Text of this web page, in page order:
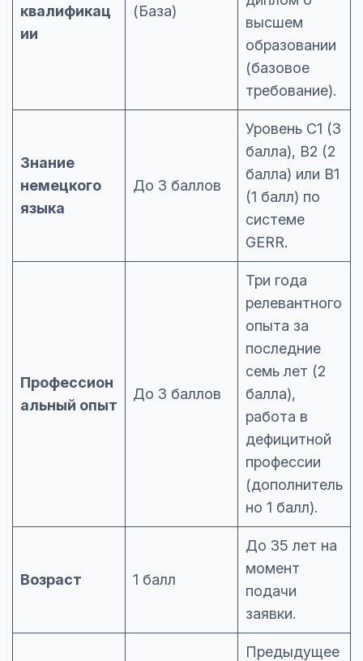
квалификац
ии
(База)
высшем
образовании
(базовое
требование).
Знание
немецкого
языка
До 3 баллов
Уровень C1 (3
балла), B2 (2
балла) или B1
(1 балл) по
системе
GERR.
Профессион
альный опыт
До 3 баллов
Три года
релевантного
опыта за
последние
семь лет (2
балла),
работа в
дефицитной
профессии
(дополнитель
но 1 балл).
Возраст 1 балл
До 35 лет на
момент
подачи
заявки.
Предыдущее